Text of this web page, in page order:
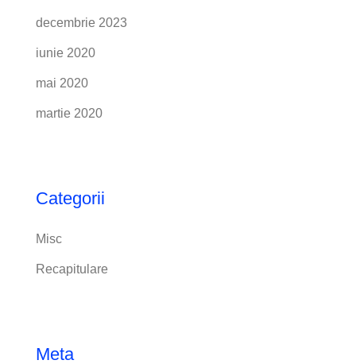
decembrie 2023
iunie 2020
mai 2020
martie 2020
Categorii
Misc
Recapitulare
Meta